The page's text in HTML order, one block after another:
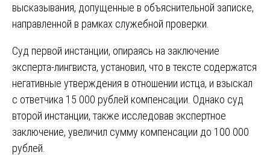
высказывания, допущенные в объяснительной записке,
направленной в рамках служебной проверки.
Суд первой инстанции, опираясь на заключение
эксперта-лингвиста, установил, что в тексте содержатся
негативные утверждения в отношении истца, и взыскал
с ответчика 15 000 рублей компенсации. Однако суд
второй инстанции, также исследовав экспертное
заключение, увеличил сумму компенсации до 100 000
рублей.